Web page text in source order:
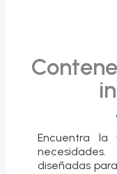
Encuentra
diseñadas